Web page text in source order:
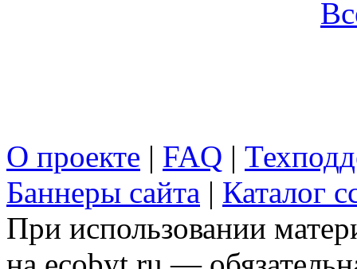
О проекте | FAQ |
Баннеры сайта | Каталог
При использовании